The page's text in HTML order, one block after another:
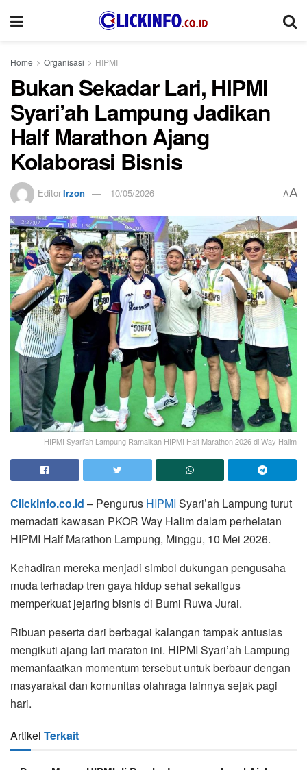
Home Organisasi HIPMI
Bukan Sekadar Lari, HIPMI
Syari’ah Lampung Jadikan
Half Marathon Ajang
Kolaborasi Bisnis
EditorIrzon 10/05/2026 AA
HIPMI Syari’ah Lampung Ramaikan HIPMI Half Marathon 2026 di Way Halim
Clickinfo.co.id – Pengurus HIPMI Syari’ah Lampung turut
memadati kawasan PKOR Way Halim dalam perhelatan
HIPMI Half Marathon Lampung, Minggu, 10 Mei 2026.
Kehadiran mereka menjadi simbol dukungan pengusaha
muda terhadap tren gaya hidup sehat sekaligus
memperkuat jejaring bisnis di Bumi Ruwa Jurai.
Ribuan peserta dari berbagai kalangan tampak antusias
mengikuti ajang lari maraton ini. HIPMI Syari’ah Lampung
memanfaatkan momentum tersebut untuk berbaur dengan
masyarakat dan komunitas olahraga lainnya sejak pagi
hari.
Artikel Terkait